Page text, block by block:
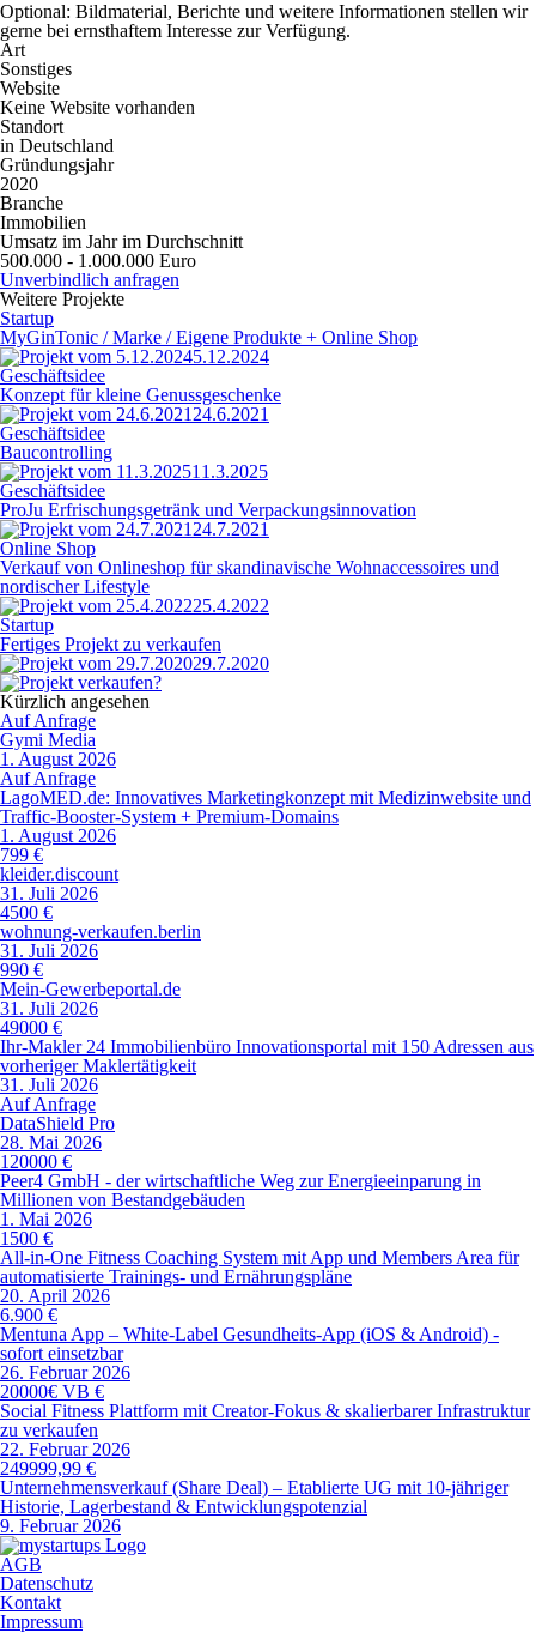
Optional: Bildmaterial, Berichte und weitere Informationen stellen wir
gerne bei ernsthaftem Interesse zur Verfügung.
Art
Sonstiges
Website
Keine Website vorhanden
Standort
in Deutschland
Gründungsjahr
2020
Branche
Immobilien
Umsatz im Jahr im Durchschnitt
500.000 - 1.000.000 Euro
Unverbindlich anfragen
Weitere Projekte
Startup
MyGinTonic / Marke / Eigene Produkte + Online Shop
5.12.2024
Geschäftsidee
Konzept für kleine Genussgeschenke
24.6.2021
Geschäftsidee
Baucontrolling
11.3.2025
Geschäftsidee
ProJu Erfrischungsgetränk und Verpackungsinnovation
24.7.2021
Online Shop
Verkauf von Onlineshop für skandinavische Wohnaccessoires und
nordischer Lifestyle
25.4.2022
Startup
Fertiges Projekt zu verkaufen
29.7.2020
Kürzlich angesehen
Auf Anfrage
Gymi Media
1. August 2026
Auf Anfrage
LagoMED.de: Innovatives Marketingkonzept mit Medizinwebsite und
Traffic-Booster-System + Premium-Domains
1. August 2026
799 €
kleider.discount
31. Juli 2026
4500 €
wohnung-verkaufen.berlin
31. Juli 2026
990 €
Mein-Gewerbeportal.de
31. Juli 2026
49000 €
Ihr-Makler 24 Immobilienbüro Innovationsportal mit 150 Adressen aus
vorheriger Maklertätigkeit
31. Juli 2026
Auf Anfrage
DataShield Pro
28. Mai 2026
120000 €
Peer4 GmbH - der wirtschaftliche Weg zur Energieeinparung in
Millionen von Bestandgebäuden
1. Mai 2026
1500 €
All-in-One Fitness Coaching System mit App und Members Area für
automatisierte Trainings- und Ernährungspläne
20. April 2026
6.900 €
Mentuna App – White-Label Gesundheits-App (iOS & Android) -
sofort einsetzbar
26. Februar 2026
20000€ VB €
Social Fitness Plattform mit Creator-Fokus & skalierbarer Infrastruktur
zu verkaufen
22. Februar 2026
249999,99 €
Unternehmensverkauf (Share Deal) – Etablierte UG mit 10-jähriger
Historie, Lagerbestand & Entwicklungspotenzial
9. Februar 2026
AGB
Datenschutz
Kontakt
Impressum